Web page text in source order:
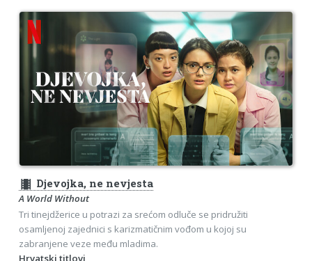
theaters Djevojka, ne nevjesta
A World Without
Tri tinejdžerice u potrazi za srećom odluče se pridružiti
osamljenoj zajednici s karizmatičnim vođom u kojoj su
zabranjene veze među mladima.
Hrvatski titlovi